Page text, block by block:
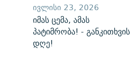
ᲘᲕᲚᲘᲡᲘ 23, 2026
იმას ცემა, ამას
პატიმრობა! - განკითხვის
დღე!